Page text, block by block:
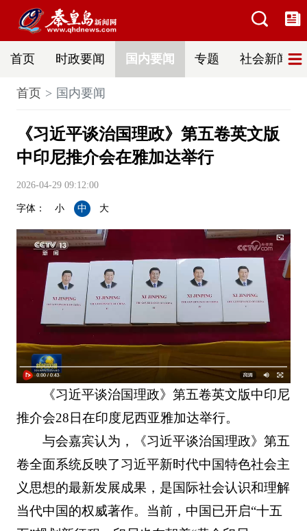
首页 时政要闻 国内要闻 专题 社会新闻
首页 国内要闻
《习近平谈治国理政》第五卷英文版
中印尼推介会在雅加达举行
2026-04-29 09:12:00
字体： 小 中 大
《习近平谈治国理政》第五卷英文版中印尼
推介会28日在印度尼西亚雅加达举行。
与会嘉宾认为，《习近平谈治国理政》第五
卷全面系统反映了习近平新时代中国特色社会主
义思想的最新发展成果，是国际社会认识和理解
当代中国的权威著作。当前，中国已开启“十五